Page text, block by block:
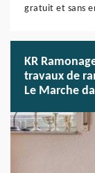
gratuit et sans
KR
travaux de
Le Marche